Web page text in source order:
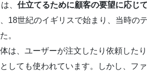
、 仕立てるために顧客の要望に応じ
18世紀のイギリスで始まり、当時の
。
は、ユーザーが注文したり依頼した
しても使われています。しかし、フ